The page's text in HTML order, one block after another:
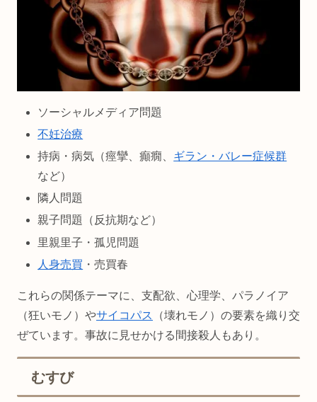
ソーシャルメディア問題
不妊治療
持病・病気（痙攣、癲癇、 ギラン・バレー症候群
など）
隣人問題
親子問題（反抗期など）
里親里子・孤児問題
人身売買 ・売買春
これらの関係テーマに、支配欲、心理学、パラノイア
（狂いモノ）やサイコパス
（壊れモノ）の要素を織り交
ぜています。事故に見せかける間接殺人もあり。
むすび